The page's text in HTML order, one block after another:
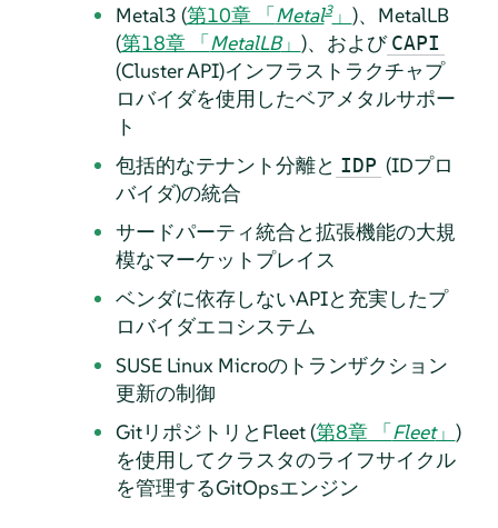
Metal3 (第10章 「Metal3」 )、MetalLB
(第18章 「MetalLB」 )、および CAPI
(Cluster API)インフラストラクチャプ
ロバイダを使用したベアメタルサポー
ト
包括的なテナント分離と IDP (IDプロ
バイダ)の統合
サードパーティ統合と拡張機能の大規
模なマーケットプレイス
ベンダに依存しないAPIと充実したプ
ロバイダエコシステム
SUSE Linux Microのトランザクション
更新の制御
GitリポジトリとFleet (第8章 「Fleet」 )
を使用してクラスタのライフサイクル
を管理するGitOpsエンジン